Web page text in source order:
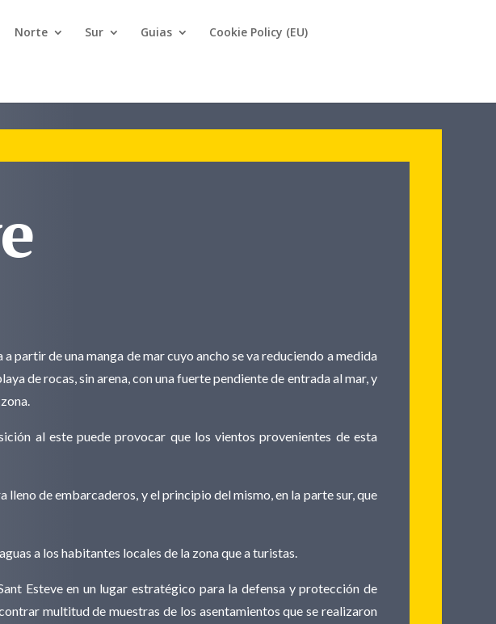
Norte Sur Guias Cookie Policy (EU)
partir de una manga de mar cuyo ancho se va reduciendo a medida
de rocas, sin arena, con una fuerte pendiente de entrada al mar, y
al este puede provocar que los vientos provenientes de esta
de embarcaderos, y el principio del mismo, en la parte sur, que
a los habitantes locales de la zona que a turistas.
Esteve en un lugar estratégico para la defensa y protección de
multitud de muestras de los asentamientos que se realizaron